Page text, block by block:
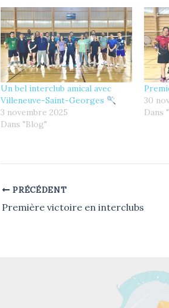
Un bel interclub amical avec
Villeneuve-Saint-Georges
3 novembre 2025
Dans "Blog"
30
Dans
PRÉCÉDENT
Première victoire en interclubs